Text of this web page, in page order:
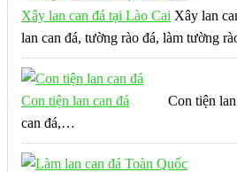
Xây lan can đá tại Lào Cai Xây lan
lan can đá, tường rào đá, làm tường
Con tiện lan can đá Con tiện lan
can đá,…